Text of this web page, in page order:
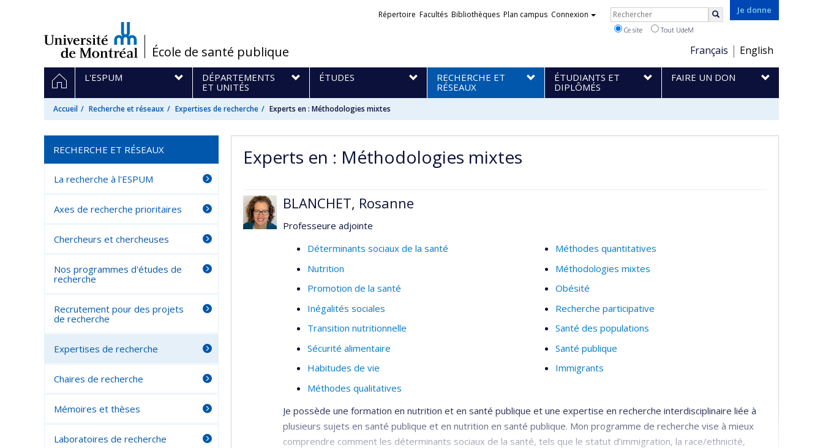
/École de santé publique
Je donne
Choix
de
la
langue
Français English
Liens
Répertoire Facultés Bibliothèques Plan campus Connexion Rechercher
Ce site Tout UdeM
Navigation
principale
ACCUEIL
L'ESPUM
DÉPARTEMENTS
ET UNITÉS
ÉTUDES
RECHERCHE ET
RÉSEAUX
ÉTUDIANTS ET
DIPLÔMÉS
FAIRE UN DON
Accueil Recherche et réseaux Expertises de recherche Experts en : Méthodologies mixtes
Experts en : Méthodologies mixtes
BLANCHET, Rosanne
Professeure adjointe
Déterminants sociaux de la santé
Nutrition
Promotion de la santé
Inégalités sociales
Transition nutritionnelle
Sécurité alimentaire
Habitudes de vie
Méthodes qualitatives
Méthodes quantitatives
Méthodologies mixtes
Obésité
Recherche participative
Santé des populations
Santé publique
Immigrants
Je possède une formation en nutrition et en santé publique et une expertise en recherche interdisciplinaire liée à
plusieurs sujets en santé publique et en nutrition en santé publique. Mon programme de recherche vise à mieux
comprendre comment les déterminants sociaux de la santé, tels que le statut d’immigration, la race/ethnicité,
RECHERCHE ET RÉSEAUX
La recherche à l'ESPUM
Axes de recherche prioritaires
Chercheurs et chercheuses
Nos programmes d'études de
recherche
Recrutement pour des projets
de recherche
Expertises de recherche
Chaires de recherche
Mémoires et thèses
Laboratoires de recherche